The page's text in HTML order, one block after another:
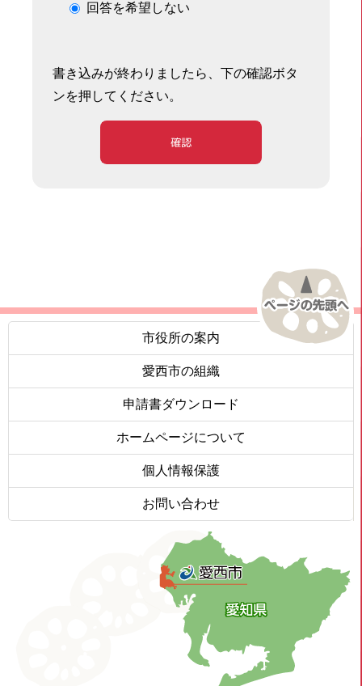
回答を希望しない
書き込みが終わりましたら、下の確認ボタ
ンを押してください。
確認
市役所の案内
愛西市の組織
申請書ダウンロード
ホームページについて
個人情報保護
お問い合わせ